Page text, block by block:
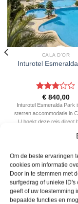
Om de beste ervaringen
cookies om informatie
Door in te stemmen met
surfgedrag of unieke ID's
geeft of uw toestemming
bepaalde functies en
CALA D'OR
Inturotel
Gewaardeerd
3uit 5
€840,00
Inturotel Esmeralda Park
sterren accommodatie in
U boekt deze reis direct
PRIJZEN EN